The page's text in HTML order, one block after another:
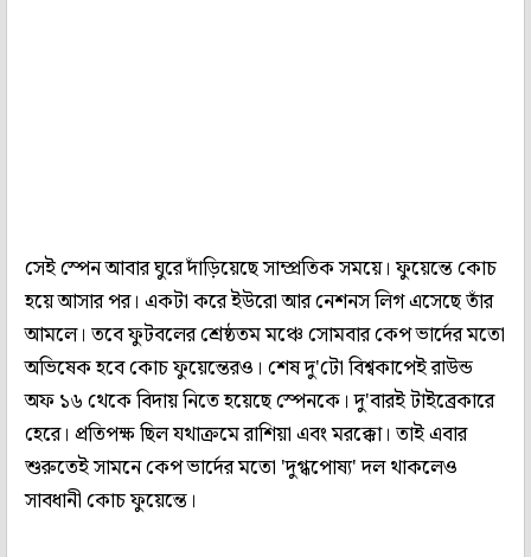
সেই স্পেন আবার ঘুরে দাঁড়িয়েছে সাম্প্রতিক সময়ে। ফুয়েন্তে কোচ
হয়ে আসার পর। একটা করে ইউরো আর নেশনস লিগ এসেছে তাঁর
আমলে। তবে ফুটবলের শ্রেষ্ঠতম মঞ্চে সোমবার কেপ ভার্দের মতো
অভিষেক হবে কোচ ফুয়েন্তেরও। শেষ দু'টো বিশ্বকাপেই রাউন্ড
অফ ১৬ থেকে বিদায় নিতে হয়েছে স্পেনকে। দু'বারই টাইব্রেকারে
হেরে। প্রতিপক্ষ ছিল যথাক্রমে রাশিয়া এবং মরক্কো। তাই এবার
শুরুতেই সামনে কেপ ভার্দের মতো 'দুগ্ধপোষ্য' দল থাকলেও
সাবধানী কোচ ফুয়েন্তে।